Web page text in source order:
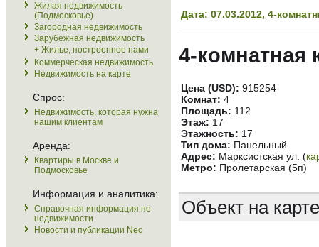
Жилая недвижимость
(Подмосковье)
Загородная недвижимость
Зарубежная недвижимость
+ Жилье, построенное нами
Коммерческая недвижимость
Недвижимость на карте
Спрос:
Недвижимость, которая нужна
нашим клиентам
Аренда:
Квартиры в Москве и
Подмосковье
Информация и аналитика:
Справочная информация по
недвижимости
Новости и публикации Neo
Дата: 07.03.2012, 4-
4-комнатная
Цена (USD): 915254
Комнат: 4
Площадь: 112
Этаж: 17
Этажность: 17
Тип дома: Панельный
Адрес: Марксистская ул. (
Метро: Пролетарская (5п)
Объект на карте